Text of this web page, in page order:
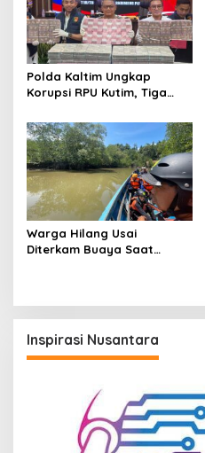
Polda Kaltim Ungkap
Korupsi RPU Kutim, Tiga
dengan Kerugian Negara
Capai Rp10,8 Miliar
Warga Hilang Usai
Diterkam Buaya Saat
Inspirasi Nusantara